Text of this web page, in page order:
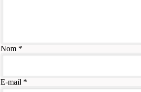
Nom*
E-mail *